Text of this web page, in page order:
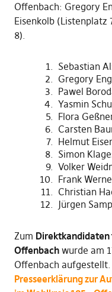
Offenbach: Gregory
Eisenkolb (Listenplatz
8).
Sebastian
Gregory
Pawel
Yasmin
Flora
Carsten
Helmut
Simon
Volker
Frank
Christian
Jürgen
Zum Direktkandidaten
Offenbachwurde am
Offenbach aufgestellt.
Presseerklärung zur